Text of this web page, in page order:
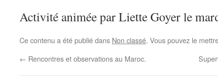
Activité animée par Liette Goyer le
Ce contenu a été publié dans Non classé. Vous pouvez le
← Rencontres et observations au Maroc.